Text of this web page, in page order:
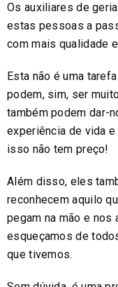
Os auxiliares de
estas pessoas a
com mais qualidade
Esta não é uma
podem, sim, ser
também podem dar-
experiência de vida
isso não tem preço!
Além disso, eles
reconhecem aquilo
pegam na mão e nos
esqueçamos de
que tivemos.